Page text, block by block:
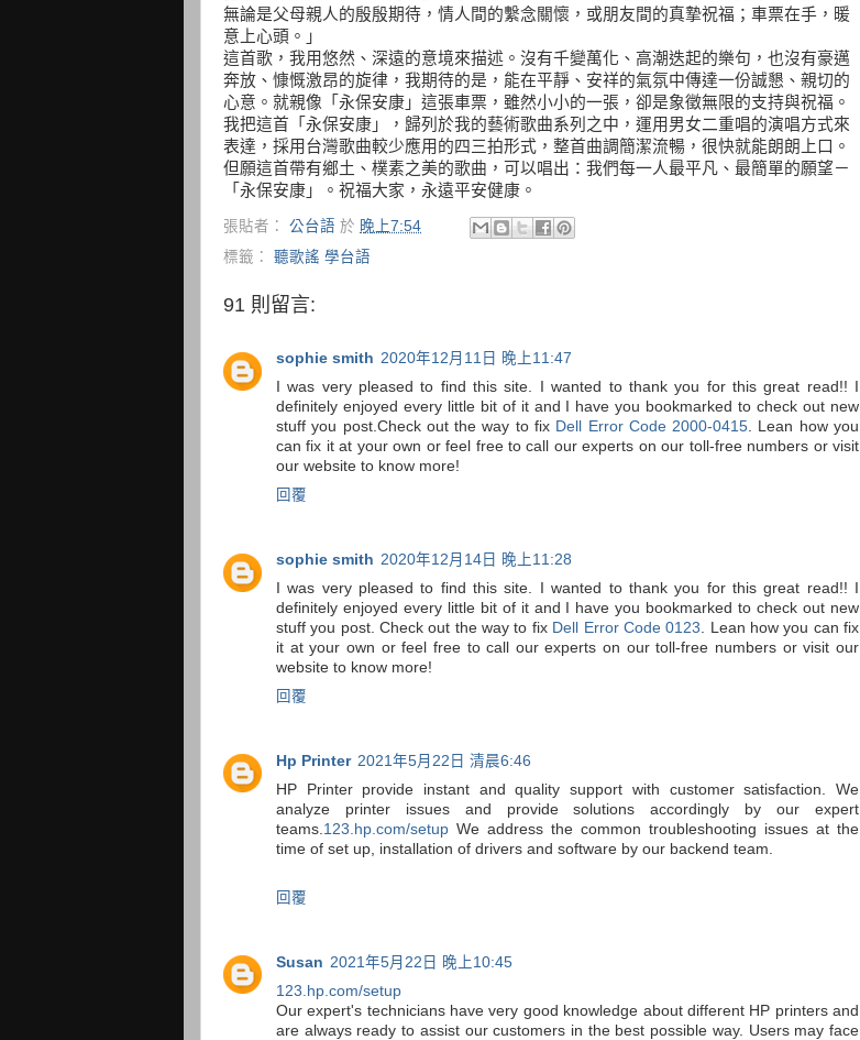
無論是父母親人的殷殷期待，情人間的繫念關懷，或朋友間的真摯祝福；車票在手­，暖
意上心頭。」
這首歌，我用悠然、深遠的意境來描述。沒有千變萬化、高潮迭起的樂句，也沒有豪邁
奔放、慷慨激昂的旋律，我期待的是，能在平靜、安祥的氣氛中傳達一份誠懇、親切的
心意。就­親像「永保安康」這張車票，雖然小小的一張，卻是象徵無限的支持與祝福。
我把這首「永保安康」，歸列於我的藝術歌曲系列之中，運用男女二重唱的演唱方式來
表達，採用台灣歌曲較少應用的四三拍形式，整首曲調簡潔流暢，很快就能朗朗上口。
但願這首­帶有鄉土、樸素之美的歌曲，可以唱出：我們每一人最平凡、最簡單的願望－
「永保安康」。祝福大家，永遠平安健康。
張貼者： 公台語 於 晚上7:54
標籤： 聽歌謠 學台語
91 則留言:
sophie smith 2020年12月11日 晚上11:47
I was very pleased to find this site. I wanted to thank you for this great read!! I
definitely enjoyed every little bit of it and I have you bookmarked to check out new
stuff you post.Check out the way to fix Dell Error Code 2000-0415. Lean how you
can fix it at your own or feel free to call our experts on our toll-free numbers or visit
our website to know more!
回覆
sophie smith 2020年12月14日 晚上11:28
I was very pleased to find this site. I wanted to thank you for this great read!! I
definitely enjoyed every little bit of it and I have you bookmarked to check out new
stuff you post. Check out the way to fix Dell Error Code 0123 . Lean how you can fix
it at your own or feel free to call our experts on our toll-free numbers or visit our
website to know more!
回覆
Hp Printer 2021年5月22日 清晨6:46
HP Printer provide instant and quality support with customer satisfaction. We
analyze printer issues and provide solutions accordingly by our expert
teams. 123.hp.com/setup We address the common troubleshooting issues at the
time of set up, installation of drivers and software by our backend team.
回覆
Susan 2021年5月22日 晚上10:45
123.hp.com/setup
Our expert's technicians have very good knowledge about different HP printers and
are always ready to assist our customers in the best possible way. Users may face